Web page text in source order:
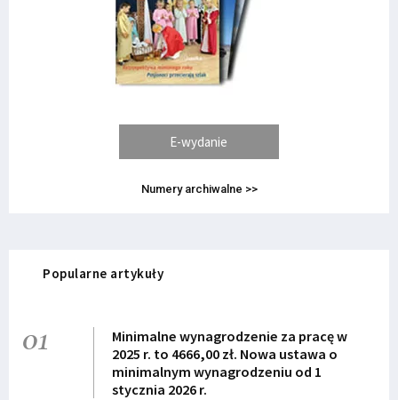
E-wydanie
Numery archiwalne >>
Popularne artykuły
01
Minimalne wynagrodzenie za pracę w
2025 r. to 4666,00 zł. Nowa ustawa o
minimalnym wynagrodzeniu od 1
stycznia 2026 r.